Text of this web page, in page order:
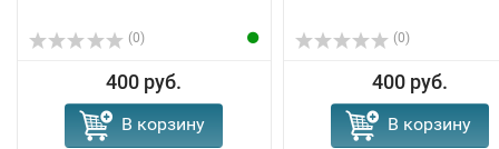
(0)
400 руб.
В корзину
(0)
400 руб.
В корзину